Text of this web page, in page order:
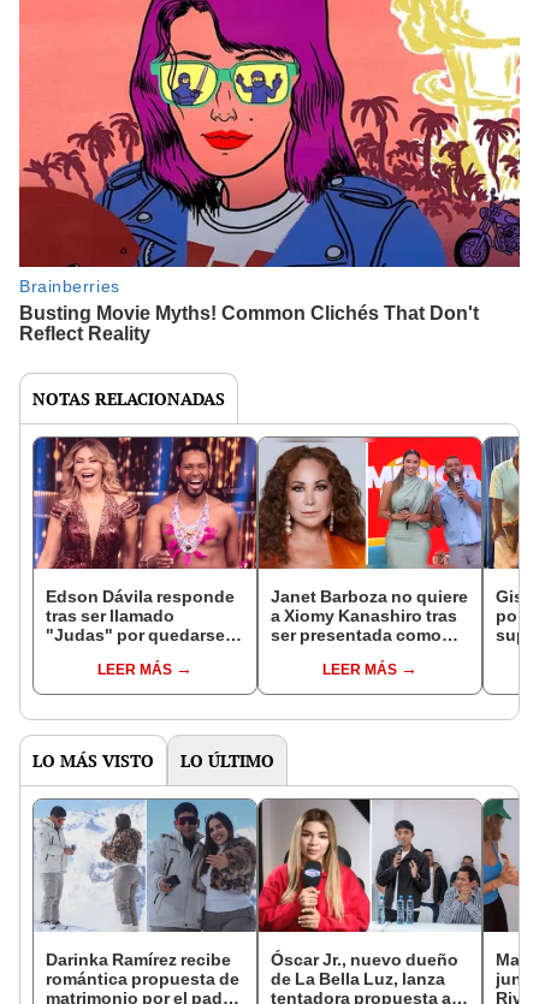
NOTAS RELACIONADAS
Edson Dávila responde
tras ser llamado
"Judas" por quedarse
Gisela Valcárcel: "Lo
veo de otra forma"
LEER MÁS
Janet Barboza no quiere
a Xiomy Kanashiro tras
ser presentada como
‘América hoy’: “Edson y
yo somos suficientes”
LEER MÁS
por
LO MÁS VISTO LO ÚLTIMO
Darinka Ramírez recibe
romántica propuesta de
matrimonio por el padre
Óscar Jr., nuevo dueño
de La Bella Luz, lanza
tentadora propuesta a